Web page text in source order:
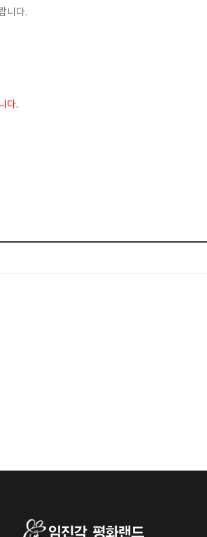
니다.
다.